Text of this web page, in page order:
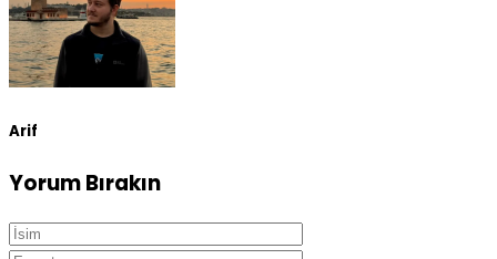
Arif
Yorum Bırakın